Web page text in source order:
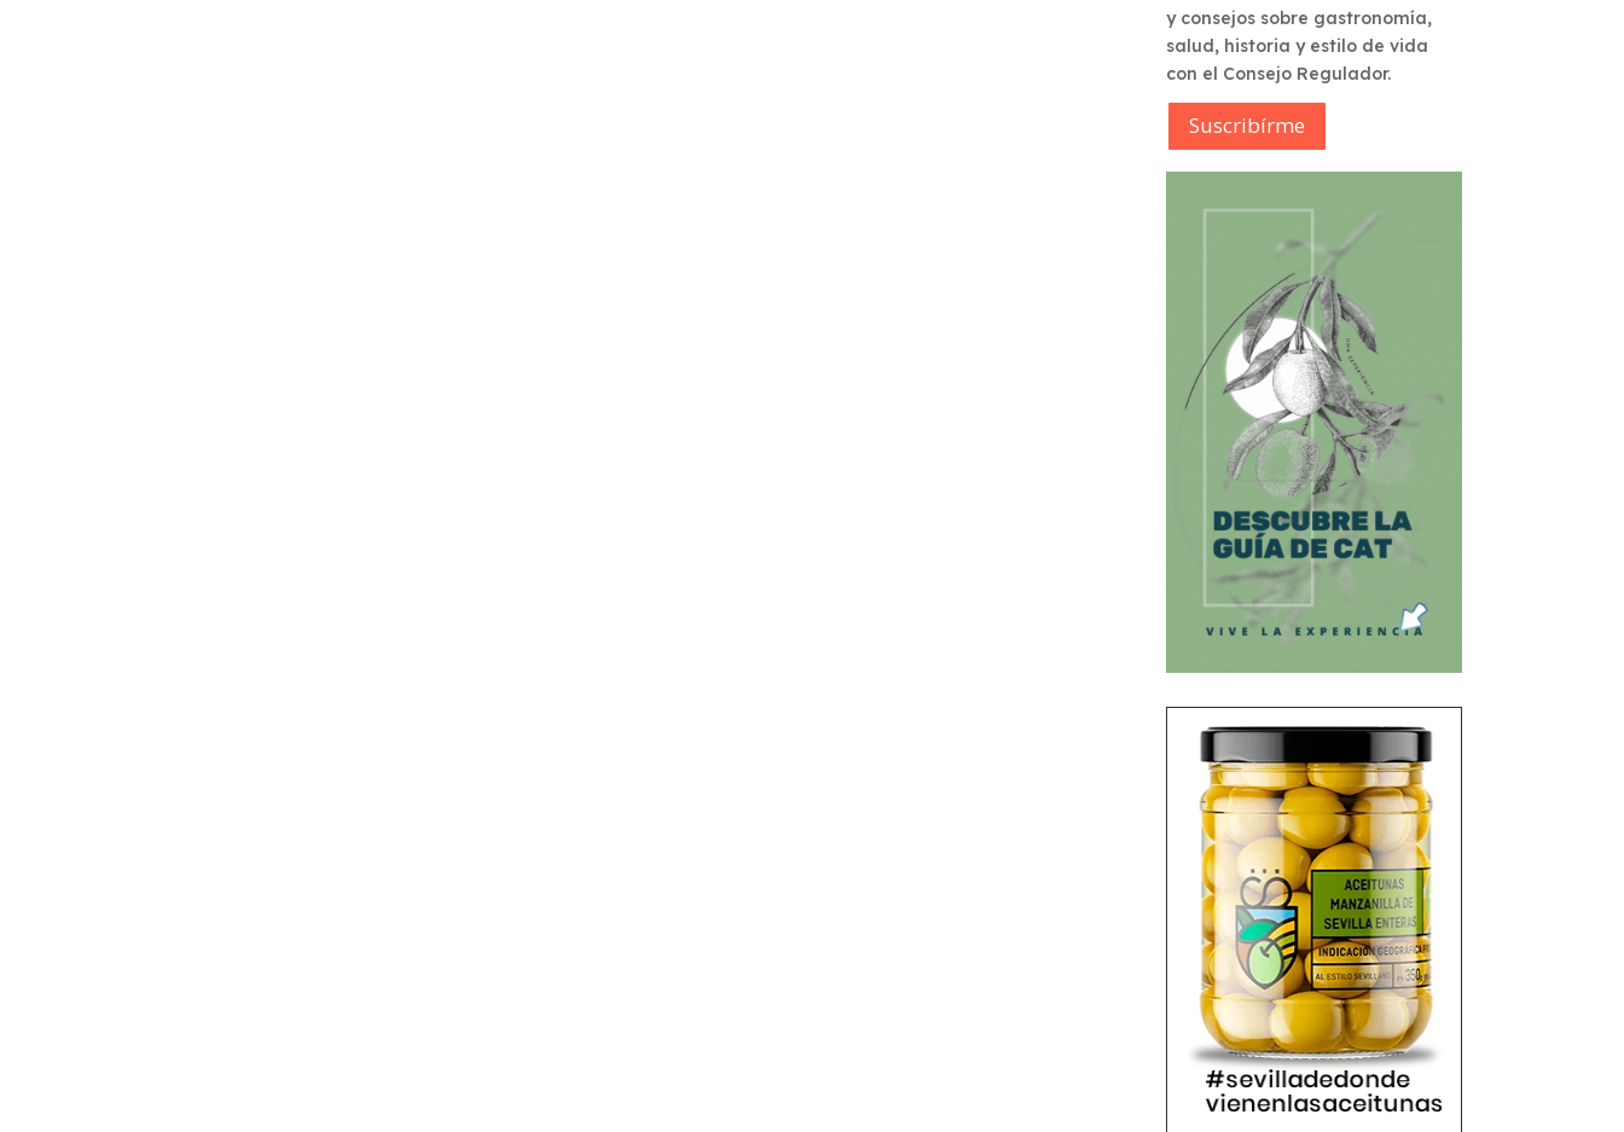
y consejos sobre gastronomía,
salud, historia y estilo de vida
con el Consejo Regulador.
Suscribírme